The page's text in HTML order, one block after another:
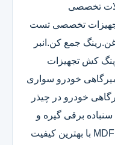
تخصصی
تجهیزات تخصصی تست
جمع کن.انبر
کش تجهیزات
خودرو سواری
خودرو در چیذر
سنباده برقی گیره و
پیچ دستی دستگاه های CNC چوب و MDF با بهترین کیفیت